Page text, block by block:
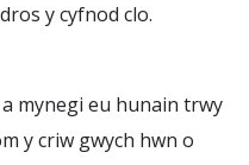
y cyfnod clo.
mynegi eu hunain trwy
y criw gwych hwn o